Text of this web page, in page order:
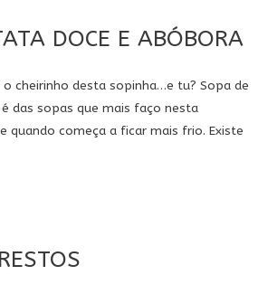
DOCE E ABÓBORA
cheirinho desta sopinha…e tu? Sopa de
das sopas que mais faço nesta
quando começa a ficar mais frio. Existe